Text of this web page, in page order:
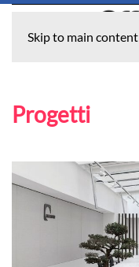
Skip to main content
Progetti